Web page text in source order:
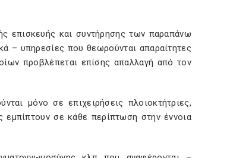
επισκευής και συντήρησης των παραπάνω
– υπηρεσίες που θεωρούνται απαραίτητες
προβλέπεται επίσης απαλλαγή από τον
μόνο σε επιχειρήσεις πλοιοκτήτριες,
εμπίπτουν σε κάθε περίπτωση στην έννοια